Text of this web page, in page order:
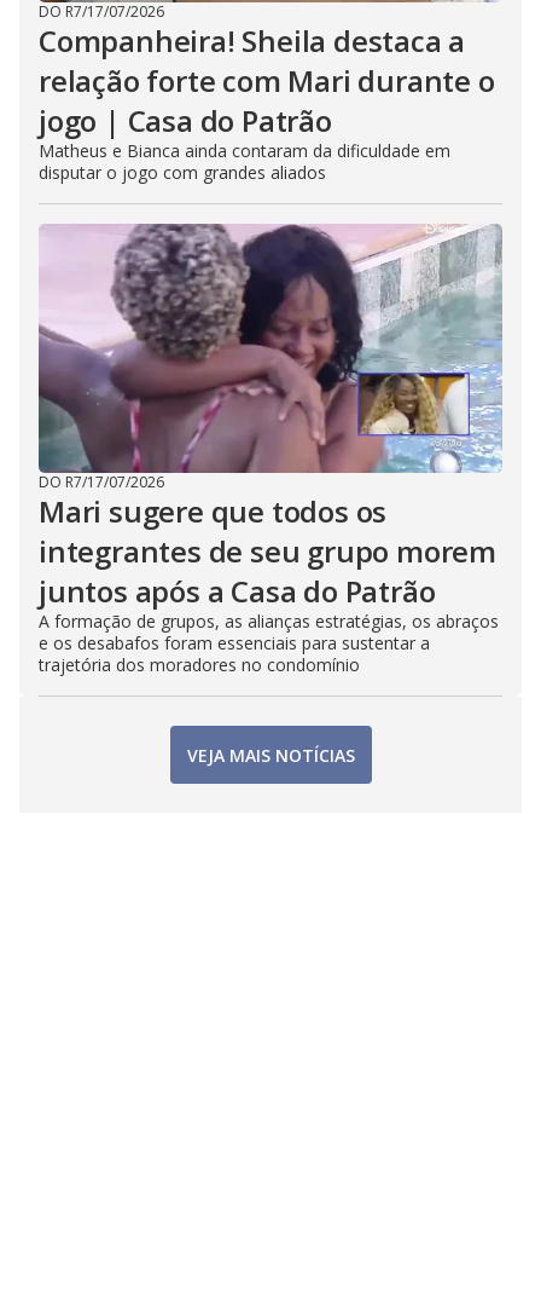
DO R7/17/07/2026
Companheira! Sheila destaca a
relação forte com Mari durante o
jogo | Casa do Patrão
Matheus e Bianca ainda contaram da dificuldade em
disputar o jogo com grandes aliados
DO R7/17/07/2026
Mari sugere que todos os
integrantes de seu grupo morem
juntos após a Casa do Patrão
A formação de grupos, as alianças estratégias, os abraços
e os desabafos foram essenciais para sustentar a
trajetória dos moradores no condomínio
VEJA MAIS NOTÍCIAS